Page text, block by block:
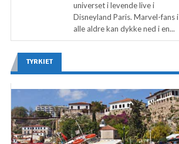
universet i levende live i
Disneyland Paris. Marvel-fans i
alle aldre kan dykke ned i en...
TYRKIET